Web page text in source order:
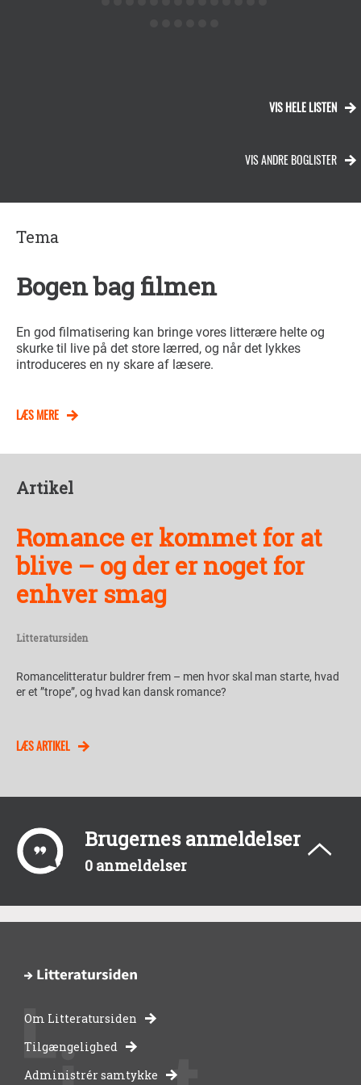
VIS HELE LISTEN
VIS ANDRE BOGLISTER
Tema
Bogen bag filmen
En god filmatisering kan bringe vores litterære helte og
skurke til live på det store lærred, og når det lykkes
introduceres en ny skare af læsere.
LÆS MERE
Artikel
Romance er kommet for at
blive – og der er noget for
enhver smag
Litteratursiden
Romancelitteratur buldrer frem – men hvor skal man starte, hvad
er et ”trope”, og hvad kan dansk romance?
LÆS ARTIKEL
Brugernes anmeldelser
0 anmeldelser
-
Om Litteratursiden
Tilgængelighed
Administrér samtykke